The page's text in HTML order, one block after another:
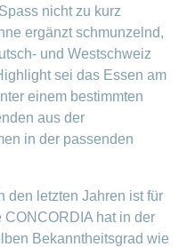
nicht zu kurz
ergänzt schmunzelnd,
und Westschweiz
sei das Essen am
einem bestimmten
aus der
in der passenden
den letzten Jahren ist für
hat in der
Bekanntheitsgrad wie